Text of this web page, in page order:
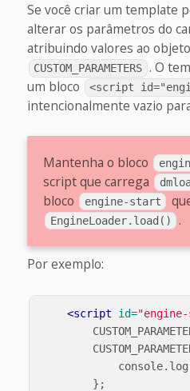
Se você criar um template
alterar os parâmetros do
atribuindo valores ao
CUSTOM_PARAMETERS . O
um bloco
<script
intencionalmente vazio
Mantenha o bloco
script que carrega
bloco
engine-start
EngineLoader.load() .
Por exemplo:
<script id=
console. log
};